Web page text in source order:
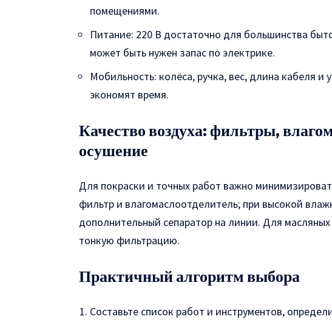
помещениями.
Питание: 220 В достаточно для большинства
может быть нужен запас по электрике.
Мобильность: колёса, ручка, вес, длина кабеля и
экономят время.
Качество воздуха: фильтры,
осушение
Для покраски и точных работ важно
фильтр и влагомаслоотделитель; при высокой
дополнительный сепаратор на линии. Для
тонкую фильтрацию.
Практичный алгоритм выбора
Составьте список работ и инструментов,